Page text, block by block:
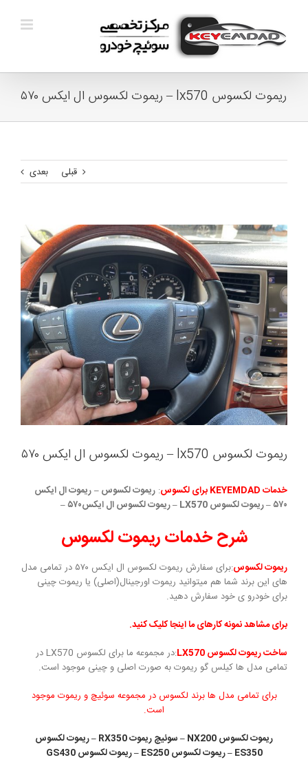
content
ریموت لکسوس lx570 – ریموت لکسوس ال ایکس ۵۷۰
قبلی بعدی
View
Larger
Image
ریموت لکسوس lx570 – ریموت لکسوس ال ایکس ۵۷۰
خدمات KEYEMDAD برای لکسوس : ریموت لکسوس –ریموت ال ایکس
۵۷۰ – ریموت لکسوس LX570 – ریموت لکسوس ال ایکس۵۷۰ –
شرح خدمات ریموت لکسوس
ریموت لکسوس
:برای سفارش ریموت لکسوس ال ایکس ۵۷۰ در تمامی مدل
های این برند شما هم میتوانید ریموت اورجینال(اصلی) یا ریموت چینی
برای خودرو ی خود سفارش دهید.
برای مشاهد نمونه کارهای ما اینجا کلیک کنید.
ساخت ریموت لکسوس LX570
:در مجموعه ما برای لکسوس LX570 در
تمامی مدل ها کیلس گو ریموت به صورت اصلی و چینی موجود است.
برای تمامی مدل ها برند لکسوس در مجموعه سوئیچ و ریموت موجود
است.
ریموت لکسوس NX200 – سوئیچ ریموت RX350 – ریموت لکسوس
ES350 – ریموت لکسوس ES250 – ریموت لکسوس GS430